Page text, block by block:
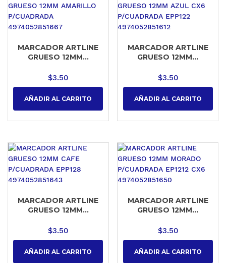
MARCADOR ARTLINE
GRUESO 12MM...
$3.50
AÑADIR AL CARRITO
MARCADOR ARTLINE
GRUESO 12MM...
$3.50
AÑADIR AL CARRITO
MARCADOR ARTLINE
GRUESO 12MM...
$3.50
AÑADIR AL CARRITO
MARCADOR ARTLINE
GRUESO 12MM...
$3.50
AÑADIR AL CARRITO